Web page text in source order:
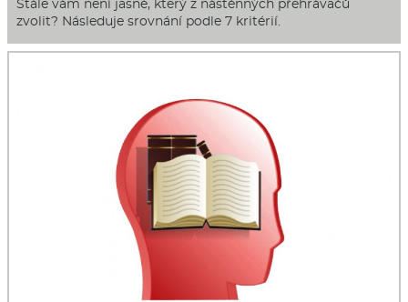
Stále vám není jasné, který z nástěnných přehrávačů
zvolit? Následuje srovnání podle 7 kritérií.